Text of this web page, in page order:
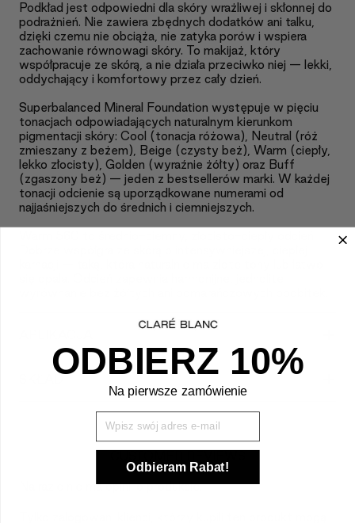
Podkład jest odpowiedni dla skóry wrażliwej i skłonnej do
podrażnień. Nie zawiera zbędnych dodatków ani talku,
dzięki czemu nie obciąża, nie zatyka porów i wspiera
zachowanie równowagi skóry. To makijaż, który
współpracuje ze skórą, a nie działa przeciwko niej — lekki,
oddychający i komfortowy przez cały dzień.
Superbalanced Mineral Foundation występuje w pięciu
tonacjach odpowiadających naturalnym kierunkom
pigmentacji skóry: Cool (tonacja różowa), Neutral (róż
zmieszany z beżem), Beige (czysty beż), Warm (ciepły,
lekko złocisty), Golden (wyraźnie żółty) oraz Buff
(zgaszony beż) — jeden z bestsellerów marki. W każdej
tonacji odcienie są uporządkowane numerami od
najjaśniejszych do średnich i ciemniejszych.
Na razie nie ma opinii o produkcie.
ODBIERZ 10%
Na pierwsze zamówienie
Wpisz Swój mail
Odbieram Rabat!